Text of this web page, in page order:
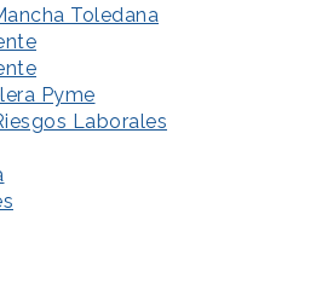
Toledana
Pyme
Laborales